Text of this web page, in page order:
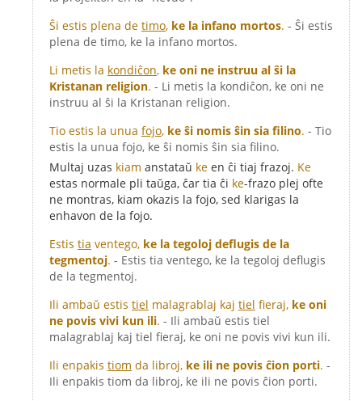
Ŝi estis plena de timo, ke la infano mortos. - Ŝi estis
plena de timo, ke la infano mortos.
Li metis la kondiĉon, ke oni ne instruu al ŝi la
Kristanan religion. - Li metis la kondiĉon, ke oni ne
instruu al ŝi la Kristanan religion.
Tio estis la unua fojo, ke ŝi nomis ŝin sia filino. - Tio
estis la unua fojo, ke ŝi nomis ŝin sia filino.
Multaj uzas kiam anstataŭ ke en ĉi tiaj frazoj. Ke
estas normale pli taŭga, ĉar tia ĉi ke-frazo plej ofte
ne montras, kiam okazis la fojo, sed klarigas la
enhavon de la fojo.
Estis tia ventego, ke la tegoloj deflugis de la
tegmentoj. - Estis tia ventego, ke la tegoloj deflugis
de la tegmentoj.
Ili ambaŭ estis tiel malagrablaj kaj tiel fieraj, ke oni
ne povis vivi kun ili. - Ili ambaŭ estis tiel
malagrablaj kaj tiel fieraj, ke oni ne povis vivi kun ili.
Ili enpakis tiom da libroj, ke ili ne povis ĉion porti. -
Ili enpakis tiom da libroj, ke ili ne povis ĉion porti.